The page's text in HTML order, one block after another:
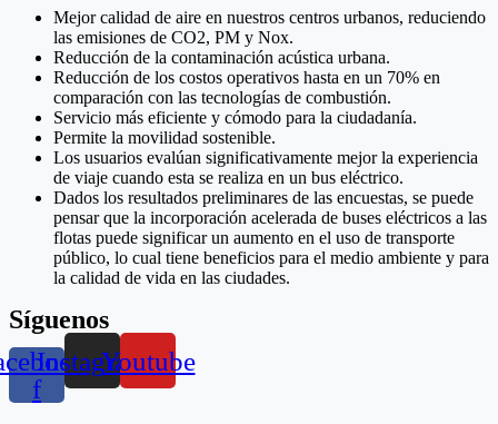
Mejor calidad de aire en nuestros centros urbanos, reduciendo
las emisiones de CO2, PM y Nox.
Reducción de la contaminación acústica urbana.
Reducción de los costos operativos hasta en un 70% en
comparación con las tecnologías de combustión.
Servicio más eficiente y cómodo para la ciudadanía.
Permite la movilidad sostenible.
Los usuarios evalúan significativamente mejor la experiencia
de viaje cuando esta se realiza en un bus eléctrico.
Dados los resultados preliminares de las encuestas, se puede
pensar que la incorporación acelerada de buses eléctricos a las
flotas puede significar un aumento en el uso de transporte
público, lo cual tiene beneficios para el medio ambiente y para
la calidad de vida en las ciudades.
Síguenos
f
InstagramYoutube